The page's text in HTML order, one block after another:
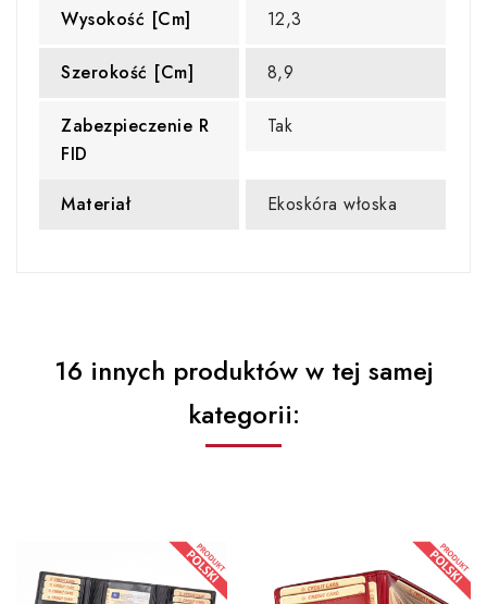
Wysokość [cm] 12,3
Szerokość [cm] 8,9
Zabezpieczenie R
FID
Tak
Materiał Ekoskóra włoska
16 innych produktów w tej samej
kategorii: